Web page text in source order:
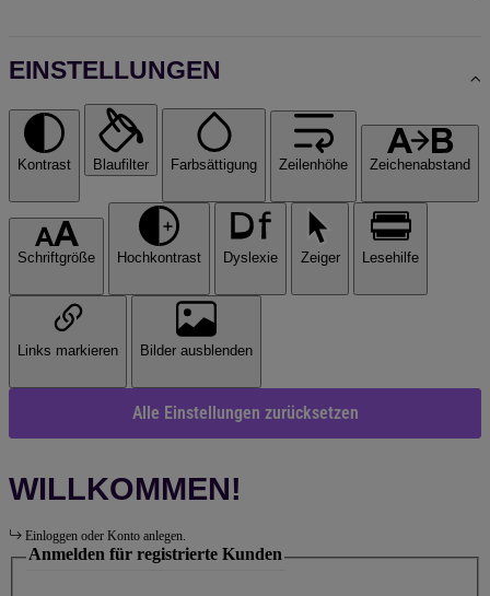
EINSTELLUNGEN
Kontrast Blaufilter Farbsättigung Zeilenhöhe Zeichenabstand
Schriftgröße Hochkontrast Dyslexie Zeiger Lesehilfe
Links markieren Bilder ausblenden
Alle Einstellungen zurücksetzen
WILLKOMMEN!
Einloggen oder Konto anlegen.
Anmelden für registrierte Kunden